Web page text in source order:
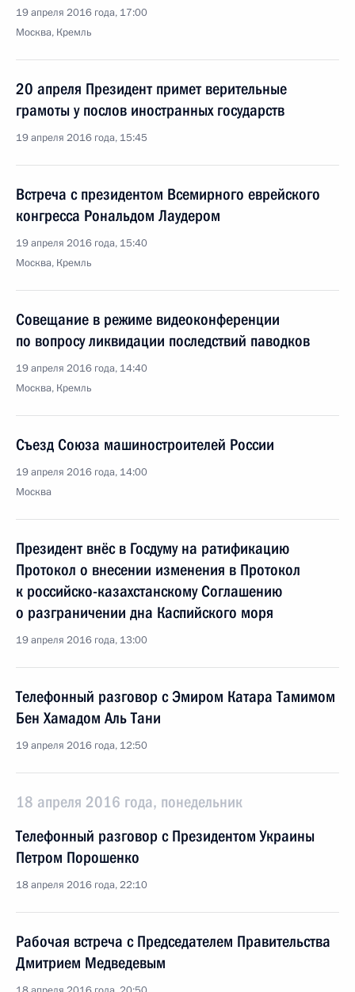
19 апреля 2016 года, 17:00
Москва, Кремль
20 апреля Президент примет верительные
грамоты у послов иностранных государств
19 апреля 2016 года, 15:45
Встреча с президентом Всемирного еврейского
конгресса Рональдом Лаудером
19 апреля 2016 года, 15:40
Москва, Кремль
Совещание в режиме видеоконференции
по вопросу ликвидации последствий паводков
19 апреля 2016 года, 14:40
Москва, Кремль
Съезд Союза машиностроителей России
19 апреля 2016 года, 14:00
Москва
Президент внёс в Госдуму на ратификацию
Протокол о внесении изменения в Протокол
к российско-казахстанскому Соглашению
о разграничении дна Каспийского моря
19 апреля 2016 года, 13:00
Телефонный разговор с Эмиром Катара Тамимом
Бен Хамадом Аль Тани
19 апреля 2016 года, 12:50
18 апреля 2016 года, понедельник
Телефонный разговор с Президентом Украины
Петром Порошенко
18 апреля 2016 года, 22:10
Рабочая встреча с Председателем Правительства
Дмитрием Медведевым